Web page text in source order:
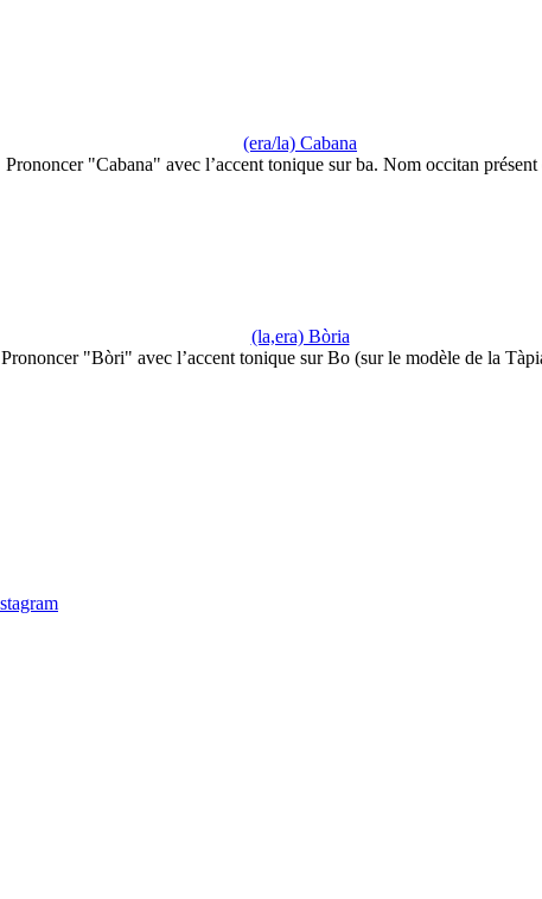
(era/la) Cabana
Prononcer "Cabana" avec l’accent tonique sur ba. Nom occitan
(la,era) Bòria
Prononcer "Bòri" avec l’accent tonique sur Bo (sur le modèle de la